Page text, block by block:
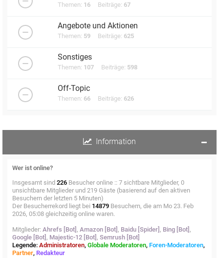
Themen: 16 Beiträge: 67
Angebote und Aktionen
Themen: 59 Beiträge: 625
Sonstiges
Themen: 107 Beiträge: 598
Off-Topic
Themen: 66 Beiträge: 626
Information
Wer ist online?
Insgesamt sind 226 Besucher online :: 7 sichtbare Mitglieder, 0
unsichtbare Mitglieder und 219 Gäste (basierend auf den aktiven
Besuchern der letzten 5 Minuten)
Der Besucherrekord liegt bei 14879 Besuchern, die am Mo 23. Feb
2026, 05:08 gleichzeitig online waren.
Mitglieder: Ahrefs [Bot] , Amazon [Bot] , Baidu [Spider] , Bing [Bot] ,
Google [Bot] , Majestic-12 [Bot] , Semrush [Bot]
Legende: Administratoren, Globale Moderatoren, Foren-Moderatoren,
Partner, Redakteur